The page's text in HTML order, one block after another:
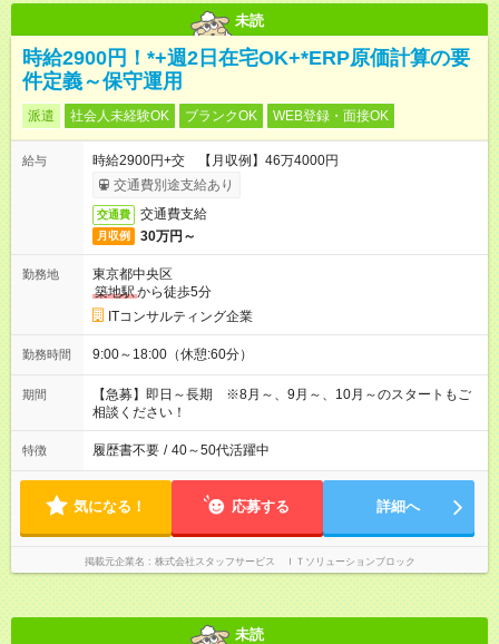
未読
時給2900円！*+週2日在宅OK+*ERP原価計算の要
件定義～保守運用
派遣 社会人未経験OK ブランクOK WEB登録・面接OK
給与
時給2900円+交 【月収例】46万4000円
交通費別途支給あり
交通費 交通費支給
月収例 30万円～
勤務地
東京都中央区
築地駅から徒歩5分
ITコンサルティング企業
勤務時間 9:00～18:00（休憩:60分）
期間
【急募】即日～長期 ※8月～、9月～、10月～のスタートもご
相談ください！
特徴 履歴書不要 / 40～50代活躍中
気になる！ 応募する 詳細へ
掲載元企業名 株式会社スタッフサービス ＩＴソリューションブロック
未読